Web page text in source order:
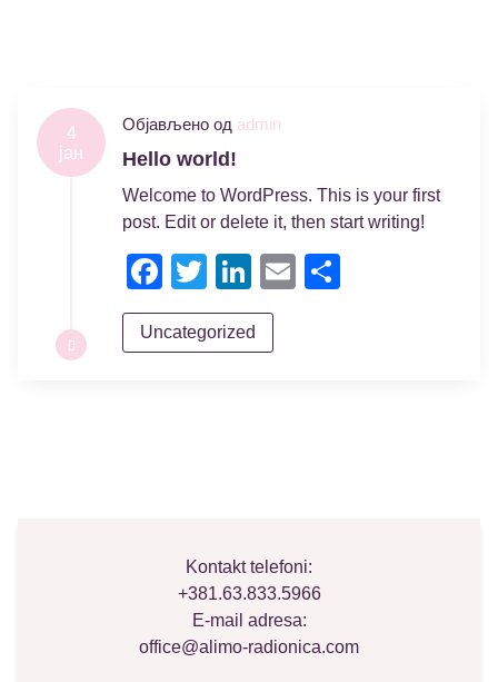
4
јан
Објављено од admin
Hello world!
Welcome to WordPress. This is your first
post. Edit or delete it, then start writing!
Facebook
TwitterLinkedIn
Email
Uncategorized
Kontakt telefoni:
+381.63.833.5966
E-mail adresa:
office@alimo-radionica.com